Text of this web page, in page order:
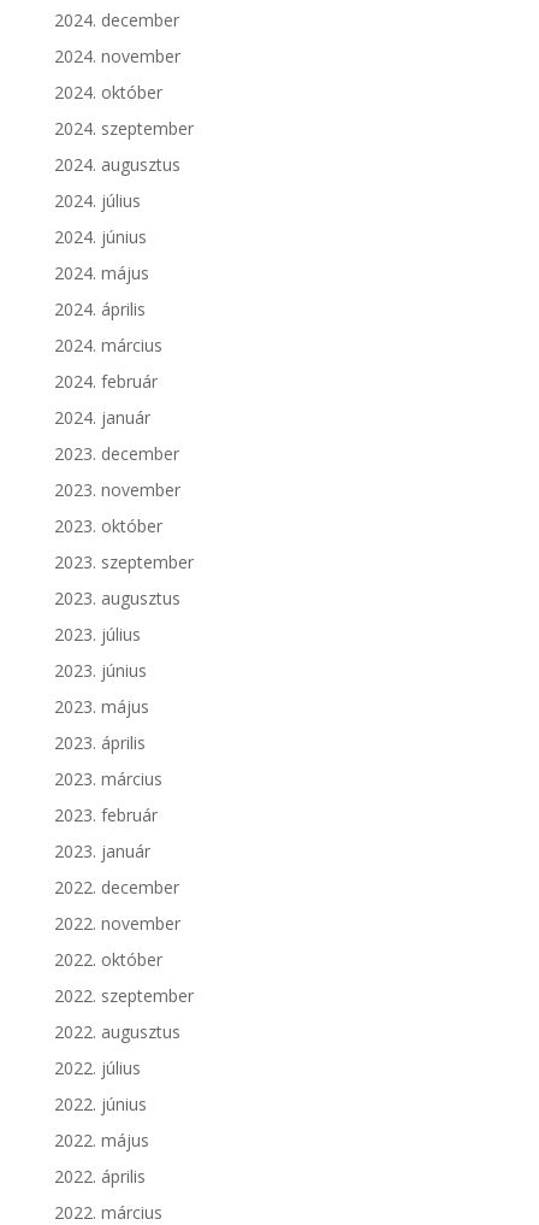
2024. december
2024. november
2024. október
2024. szeptember
2024. augusztus
2024. július
2024. június
2024. május
2024. április
2024. március
2024. február
2024. január
2023. december
2023. november
2023. október
2023. szeptember
2023. augusztus
2023. július
2023. június
2023. május
2023. április
2023. március
2023. február
2023. január
2022. december
2022. november
2022. október
2022. szeptember
2022. augusztus
2022. július
2022. június
2022. május
2022. április
2022. március